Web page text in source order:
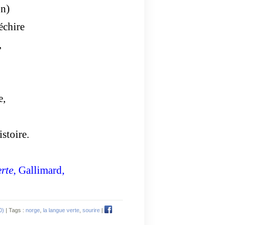
, Gallimard,
| Tags : norge la langue verte sourire |